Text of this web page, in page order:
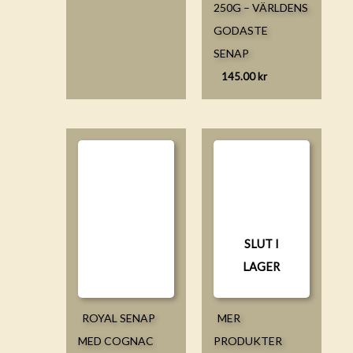
250G – VÄRLDENS
GODASTE
SENAP
145.00kr
ROYAL SENAP
MED COGNAC
SLUT I
LAGER
MER
PRODUKTER